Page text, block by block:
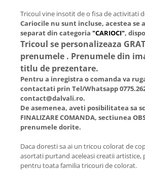
Tricoul vine insotit de o fisa de activitati
Cariocile nu sunt incluse, acestea se
separat din categoria "CARIOCI",
Tricoul se personalizeaza
prenumele . Prenumele din
titlu de prezentare.
Pentru a inregistra o comanda va
contactati prin Tel/Whatsapp
contact@dalvali.ro.
De asemenea, aveti posibilitatea sa
FINALIZARE COMANDA, sectiunea
prenumele dorite.
Daca doresti sa ai un tricou colorat de
asortati purtand aceleasi creatii artistice,
pentru toata familia tricouri de colorat.